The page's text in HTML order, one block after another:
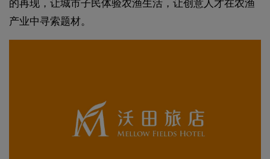
的再现，让城市子民体验农渔生活，让创意人才在农渔
产业中寻索题材。